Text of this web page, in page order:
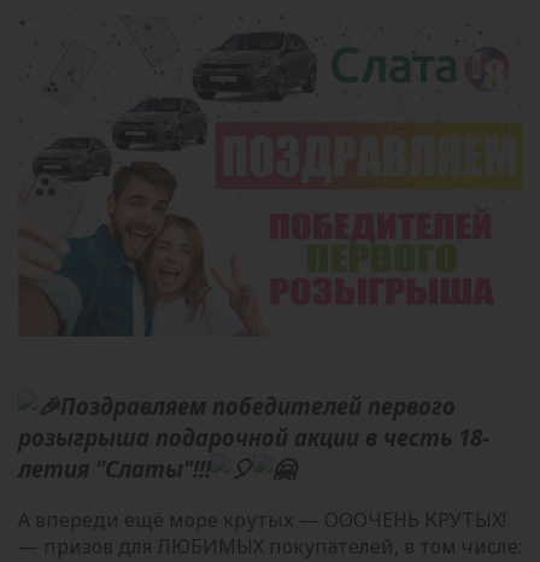
Поздравляем победителей первого
розыгрыша подарочной акции в честь 18-
летия "Слаты"!!!
А впереди ещё море крутых — ОООЧЕНЬ КРУТЫХ!
— призов для ЛЮБИМЫХ покупателей, в том числе: